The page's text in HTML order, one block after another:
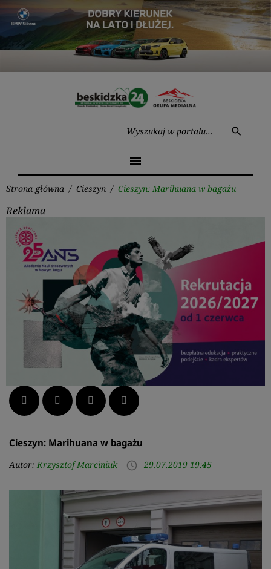
Przejdź
treści
search
menu
Strona główna / Cieszyn / Cieszyn: Marihuana w bagażu
Reklama
Facebook Twitter LinkedIn Pinterest
Cieszyn: Marihuana w bagażu
Autor: Krzysztof Marciniuk access_time 29.07.2019 19:45